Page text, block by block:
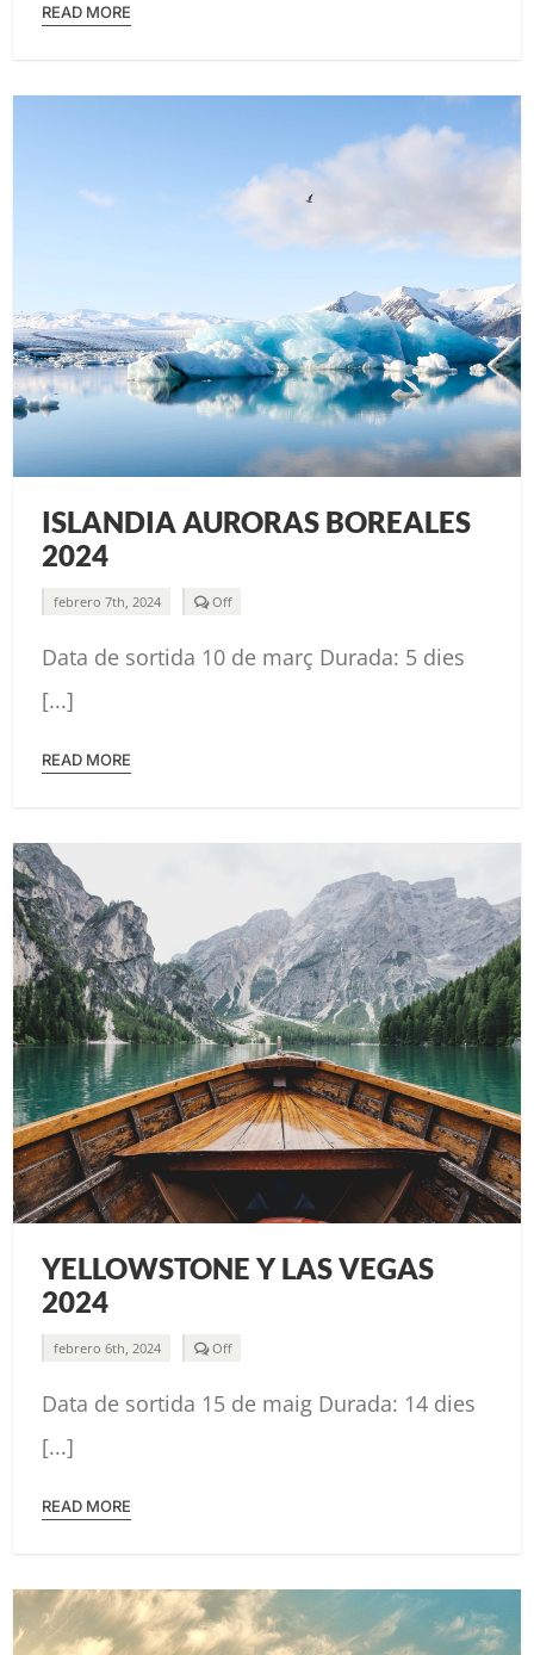
READ MORE
ISLANDIA AURORAS BOREALES
2024
febrero 7th, 2024 OffComments
ISLANDIA
Data de sortida 10 de març Durada: 5 dies
[...]
READ MORE
YELLOWSTONE Y LAS VEGAS
2024
febrero 6th, 2024 OffComments
YELLOWSTONE
Data de sortida 15 de maig Durada: 14 dies
[...]
READ MORE